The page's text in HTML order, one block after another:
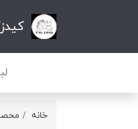
خانه